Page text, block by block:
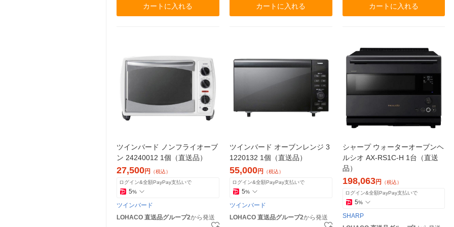
カートに入れる カートに入れる カートに入れる
ツインバード ノンフライオーブ
ン 24240012 1個（直送品）
27,500円 （税込）
ログイン&全額PayPay支払いで
5%
ツインバード
LOHACO 直送品グループ2から発送
ツインバード オーブンレンジ 3
1220132 1個（直送品）
55,000円 （税込）
ログイン&全額PayPay支払いで
5%
ツインバード
LOHACO 直送品グループ2から発送
シャープ ウォーターオーブンヘ
ルシオ AX-RS1C-H 1台（直送
品）
198,063円 （税込）
ログイン&全額PayPay支払いで
5%
SHARP